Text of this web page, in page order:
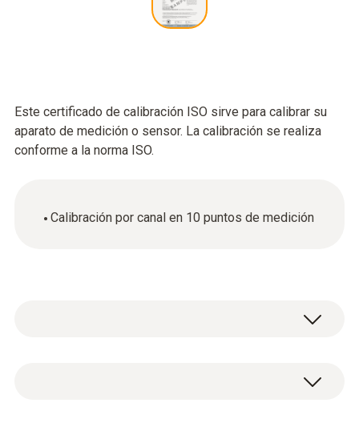
Este certificado de calibración ISO sirve para calibrar su
aparato de medición o sensor. La calibración se realiza
conforme a la norma ISO.
Calibración por canal en 10 puntos de medición